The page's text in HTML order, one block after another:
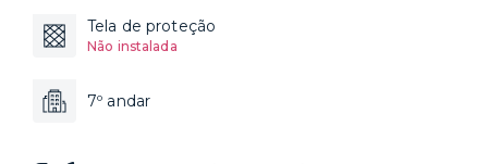
Tela de proteção
Não instalada
7º andar